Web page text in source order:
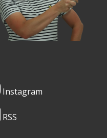
Instagram
RSS